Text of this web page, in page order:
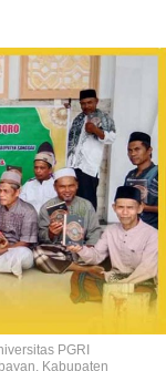
PGRI
Kabupaten